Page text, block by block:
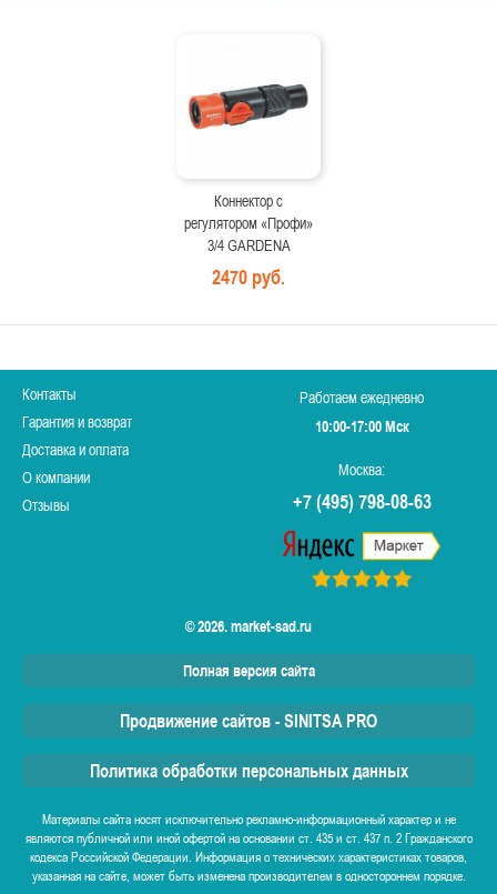
Коннектор с
регулятором «Профи»
3/4 GARDENA
2470 руб.
Контакты
Гарантия и возврат
Доставка и оплата
О компании
Отзывы
Работаем ежедневно
10:00-17:00 Мск
Москва:
+7 (495) 798-08-63
© 2026. market-sad.ru
Полная версия сайта
Продвижение сайтов - SINITSA PRO
Политика обработки персональных данных
Материалы сайта носят исключительно рекламно-информационный характер и не
являются публичной или иной офертой на основании ст. 435 и ст. 437 п. 2 Гражданского
кодекса Российской Федерации. Информация о технических характеристиках товаров,
указанная на сайте, может быть изменена производителем в одностороннем порядке.